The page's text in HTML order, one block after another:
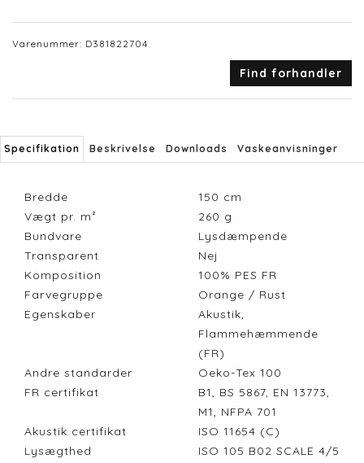
Varenummer: D381822704
Find forhandler
Specifikation Beskrivelse Downloads Vaskeanvisninger
Bredde 150 cm
Vægt pr. m²
260 g
Bundvare
Lysdæmpende
Transparent
Nej
Komposition
100% PES FR
Farvegruppe
Orange / Rust
Egenskaber
Akustik,
Flammehæmmende
(FR)
Andre standarder
Oeko-Tex 100
FR certifikat
B1, BS 5867, EN 13773,
M1, NFPA 701
Akustik certifikat
ISO 11654 (C)
Lysægthed
ISO 105 B02 SCALE 4/5